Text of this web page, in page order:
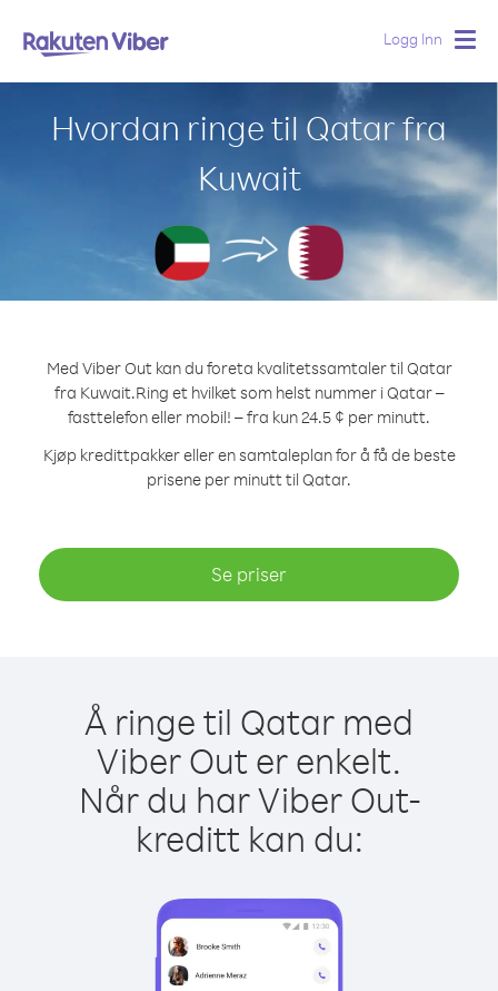
Logg Inn
Hvordan ringe til Qatar fra
Kuwait
Med Viber Out kan du foreta kvalitetssamtaler til Qatar
fra Kuwait.Ring et hvilket som helst nummer i Qatar –
fasttelefon eller mobil! – fra kun 24.5 ¢ per minutt.
Kjøp kredittpakker eller en samtaleplan for å få de beste
prisene per minutt til Qatar.
Se priser
Å ringe til Qatar med
Viber Out er enkelt.
Når du har Viber Out-
kreditt kan du: